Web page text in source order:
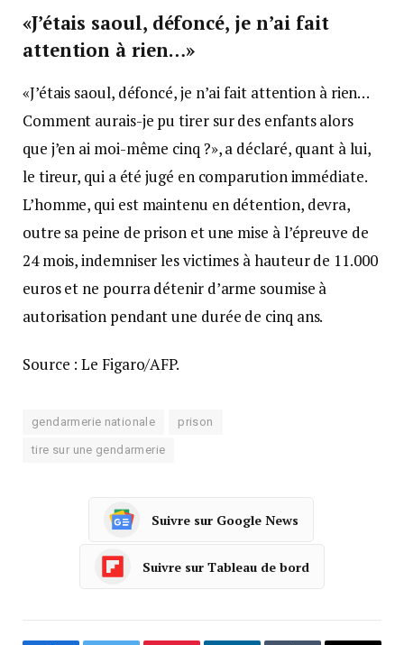
«J’étais saoul, défoncé, je n’ai fait
attention à rien…»
«J’étais saoul, défoncé, je n’ai fait attention à rien…
Comment aurais-je pu tirer sur des enfants alors
que j’en ai moi-même cinq ?», a déclaré, quant à lui,
le tireur, qui a été jugé en comparution immédiate.
L’homme, qui est maintenu en détention, devra,
outre sa peine de prison et une mise à l’épreuve de
24 mois, indemniser les victimes à hauteur de 11.000
euros et ne pourra détenir d’arme soumise à
autorisation pendant une durée de cinq ans.
Source : Le Figaro/AFP.
gendarmerie nationale prison
tire sur une gendarmerie
Suivre sur Google News
Suivre sur Tableau de bord